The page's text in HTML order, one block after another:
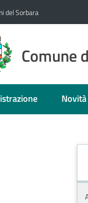
del Sorbara
Comune
Novità